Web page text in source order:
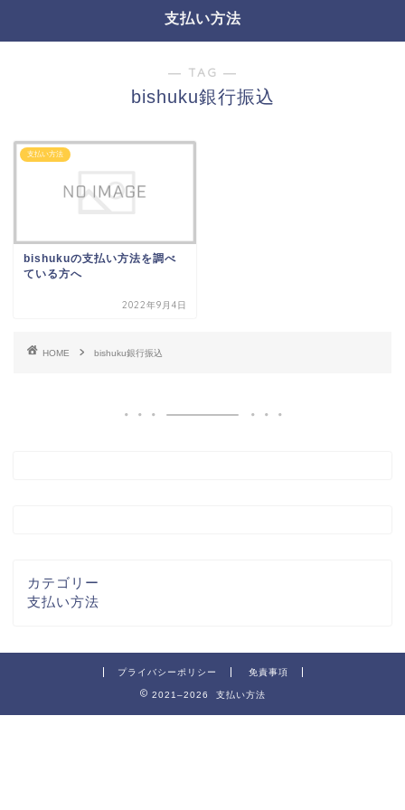
支払い方法
― TAG ―
bishuku銀行振込
支払い方法
bishukuの支払い方法を調べ
ている方へ
2022年9月4日
HOME bishuku銀行振込
カテゴリー
支払い方法
プライバシーポリシー 免責事項
2021–2026 支払い方法